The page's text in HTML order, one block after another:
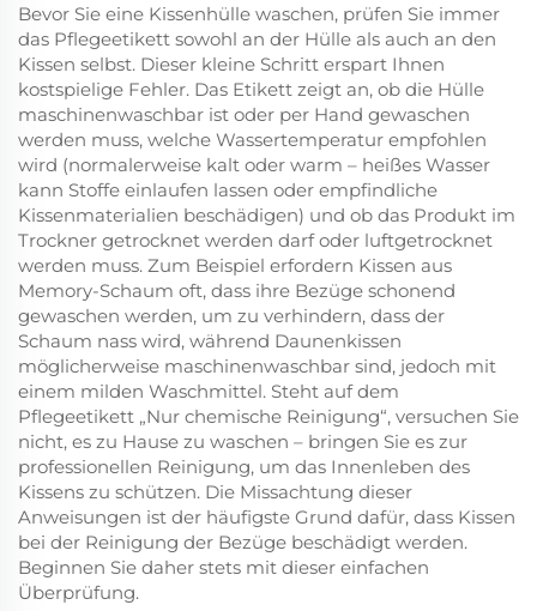
Bevor Sie eine Kissenhülle waschen, prüfen Sie immer
das Pflegeetikett sowohl an der Hülle als auch an den
Kissen selbst. Dieser kleine Schritt erspart Ihnen
kostspielige Fehler. Das Etikett zeigt an, ob die Hülle
maschinenwaschbar ist oder per Hand gewaschen
werden muss, welche Wassertemperatur empfohlen
wird (normalerweise kalt oder warm – heißes Wasser
kann Stoffe einlaufen lassen oder empfindliche
Kissenmaterialien beschädigen) und ob das Produkt im
Trockner getrocknet werden darf oder luftgetrocknet
werden muss. Zum Beispiel erfordern Kissen aus
Memory-Schaum oft, dass ihre Bezüge schonend
gewaschen werden, um zu verhindern, dass der
Schaum nass wird, während Daunenkissen
möglicherweise maschinenwaschbar sind, jedoch mit
einem milden Waschmittel. Steht auf dem
Pflegeetikett „Nur chemische Reinigung“, versuchen Sie
nicht, es zu Hause zu waschen – bringen Sie es zur
professionellen Reinigung, um das Innenleben des
Kissens zu schützen. Die Missachtung dieser
Anweisungen ist der häufigste Grund dafür, dass Kissen
bei der Reinigung der Bezüge beschädigt werden.
Beginnen Sie daher stets mit dieser einfachen
Überprüfung.